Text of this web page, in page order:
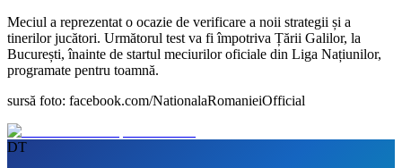
Meciul a reprezentat o ocazie de verificare a noii strategii și a
tinerilor jucători. Următorul test va fi împotriva Țării Galilor, la
București, înainte de startul meciurilor oficiale din Liga Națiunilor,
programate pentru toamnă.
sursă foto: facebook.com/NationalaRomanieiOfficial
DT